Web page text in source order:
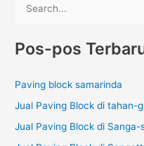
r
u
n
u
Pos-pos
Paving block samarinda
Jual Paving Block di tahan-
Jual Paving Block di Sanga-